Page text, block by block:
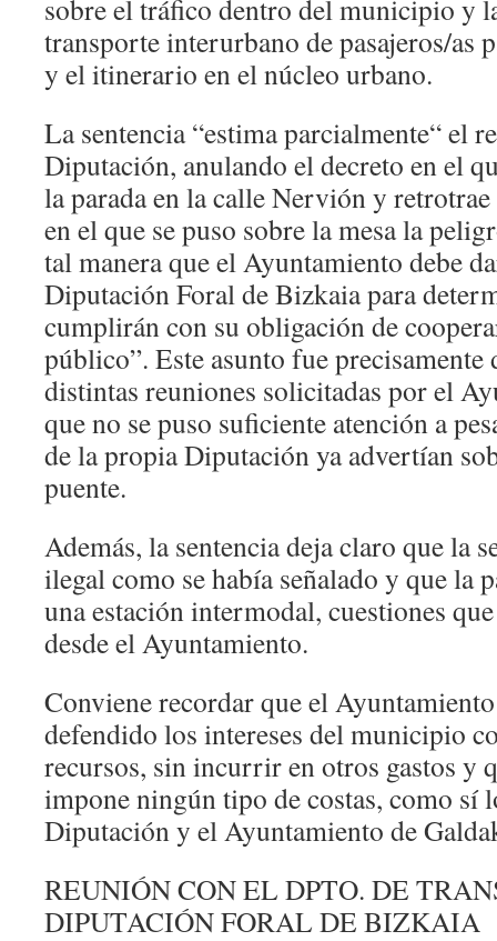
sobre el tráfico dentro del municipio y
transporte interurbano de pasajeros/as
y el itinerario en el núcleo urbano.
La sentencia “estima parcialmente“ el
Diputación, anulando el decreto en el
la parada en la calle Nervión y
en el que se puso sobre la mesa la
tal manera que el Ayuntamiento debe
Diputación Foral de Bizkaia para
cumplirán con su obligación de
público”. Este asunto fue precisamente
distintas reuniones solicitadas por el
que no se puso suficiente atención a
de la propia Diputación ya advertían
puente.
Además, la sentencia deja claro que la
ilegal como se había señalado y que la
una estación intermodal, cuestiones
desde el Ayuntamiento.
Conviene recordar que el
defendido los intereses del municipio
recursos, sin incurrir en otros gastos y
impone ningún tipo de costas, como sí
Diputación y el Ayuntamiento de
REUNIÓN CON EL DPTO. DE
DIPUTACIÓN FORAL DE BIZKAIA